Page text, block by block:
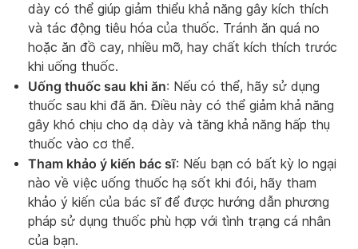
dày có thể giúp giảm thiểu khả năng gây kích thích
và tác động tiêu hóa của thuốc. Tránh ăn quá no
hoặc ăn đồ cay, nhiều mỡ, hay chất kích thích trước
khi uống thuốc.
Uống thuốc sau khi ăn: Nếu có thể, hãy sử dụng
thuốc sau khi đã ăn. Điều này có thể giảm khả năng
gây khó chịu cho dạ dày và tăng khả năng hấp thụ
thuốc vào cơ thể.
Tham khảo ý kiến bác sĩ: Nếu bạn có bất kỳ lo ngại
nào về việc uống thuốc hạ sốt khi đói, hãy tham
khảo ý kiến của bác sĩ để được hướng dẫn phương
pháp sử dụng thuốc phù hợp với tình trạng cá nhân
của bạn.